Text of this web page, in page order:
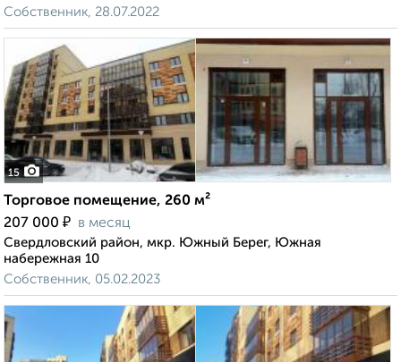
Собственник, 28.07.2022
15
Торговое помещение, 260 м²
207 000 ₽ в месяц
Свердловский район, мкр. Южный Берег, Южная
набережная 10
Собственник, 05.02.2023